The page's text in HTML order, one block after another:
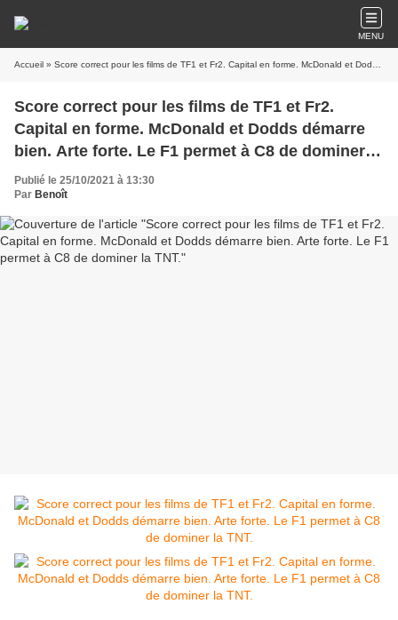
MENU
Accueil » Score correct pour les films de TF1 et Fr2. Capital en forme. McDonald et Dodds démarre bien. Arte forte. Le F1 permet à C8 de dominer la TNT.
Score correct pour les films de TF1 et Fr2.
Capital en forme. McDonald et Dodds démarre
bien. Arte forte. Le F1 permet à C8 de dominer la
TNT.
Publié le 25/10/2021 à 13:30
Par Benoît